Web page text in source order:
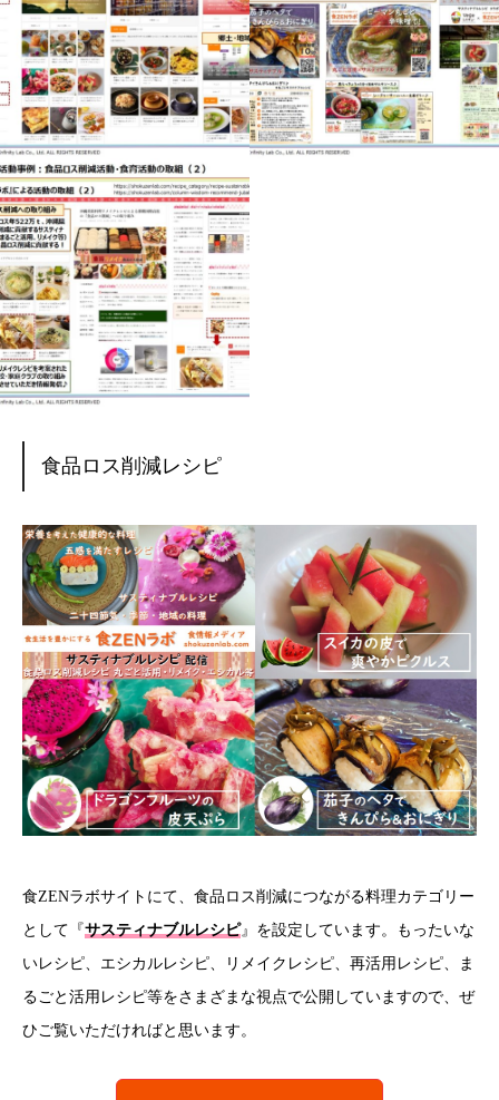
食品ロス削減レシピ
食ZENラボサイトにて、食品ロス削減につながる料理カテゴリー
として『サスティナブルレシピ』を設定しています。もったいな
いレシピ、エシカルレシピ、リメイクレシピ、再活用レシピ、ま
るごと活用レシピ等をさまざまな視点で公開していますので、ぜ
ひご覧いただければと思います。